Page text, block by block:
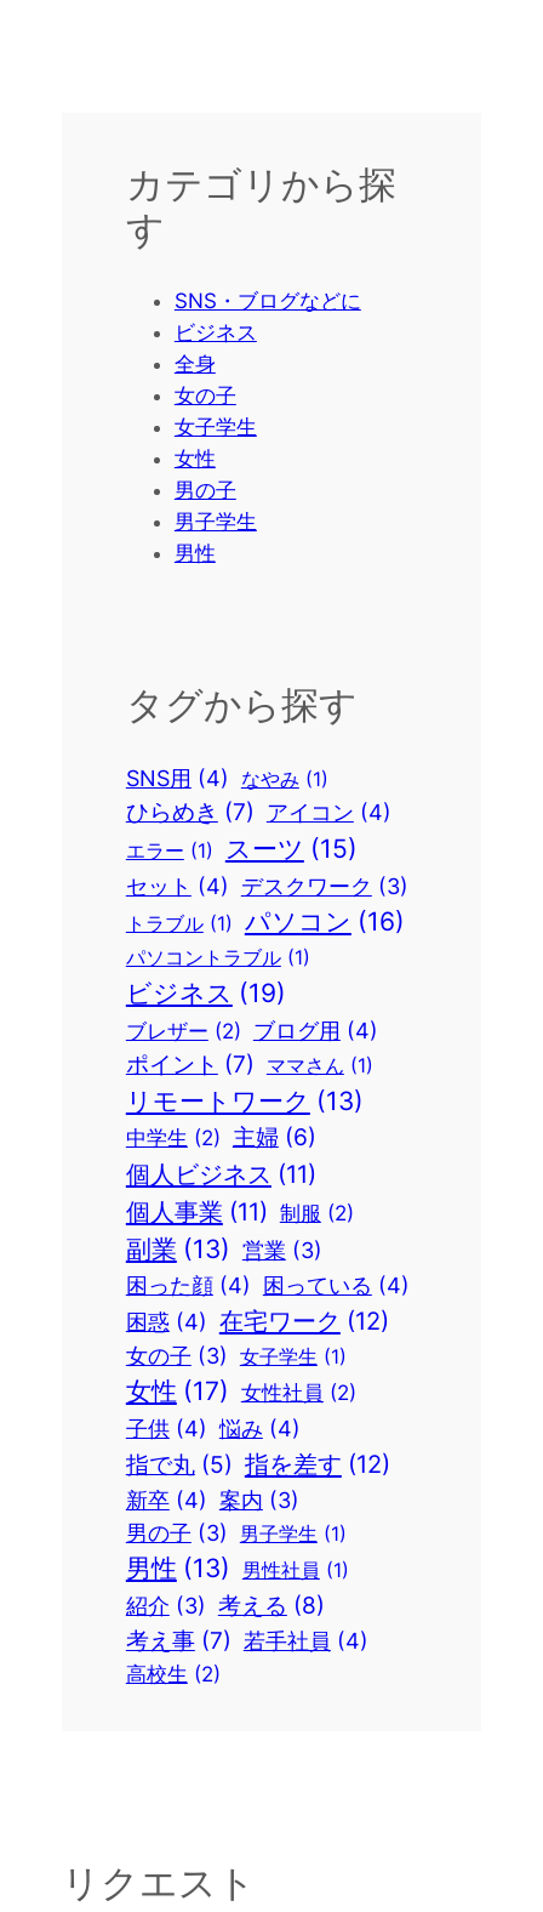
カテゴリから探
す
SNS・ブログなどに
ビジネス
全身
女の子
女子学生
女性
男の子
男子学生
男性
タグから探す
SNS用 (4) なやみ (1)
ひらめき (7) アイコン (4)
エラー (1) スーツ (15)
セット (4) デスクワーク (3)
トラブル (1) パソコン (16)
パソコントラブル (1)
ビジネス (19)
ブレザー (2) ブログ用 (4)
ポイント (7) ママさん (1)
リモートワーク (13)
中学生 (2) 主婦 (6)
個人ビジネス (11)
個人事業 (11) 制服 (2)
副業 (13) 営業 (3)
困った顔 (4) 困っている (4)
困惑 (4) 在宅ワーク (12)
女の子 (3) 女子学生 (1)
女性 (17) 女性社員 (2)
子供 (4) 悩み (4)
指で丸 (5) 指を差す (12)
新卒 (4) 案内 (3)
男の子 (3) 男子学生 (1)
男性 (13) 男性社員 (1)
紹介 (3) 考える (8)
考え事 (7) 若手社員 (4)
高校生 (2)
リクエスト